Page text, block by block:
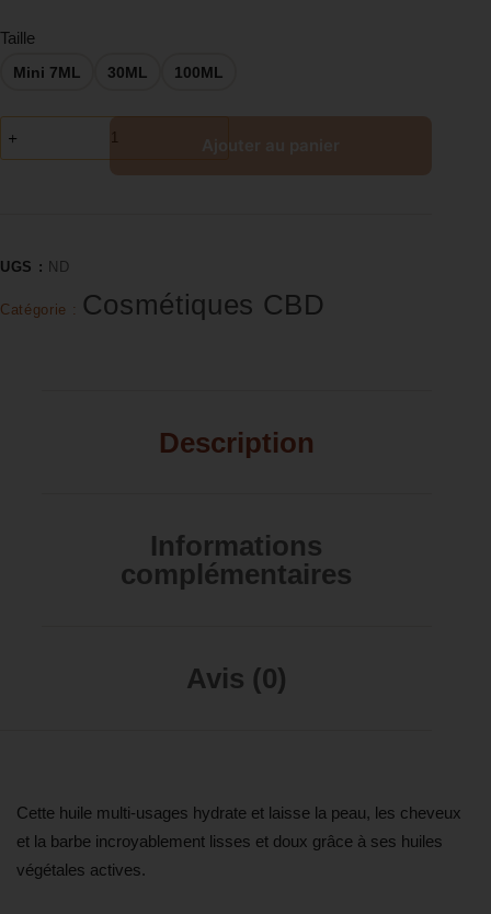
Taille
Mini 7ML 30ML 100ML
UGS : ND
Catégorie : Cosmétiques CBD
Description
Informations
complémentaires
Avis (0)
Cette huile multi-usages hydrate et laisse la peau, les cheveux
et la barbe incroyablement lisses et doux grâce à ses huiles
végétales actives.